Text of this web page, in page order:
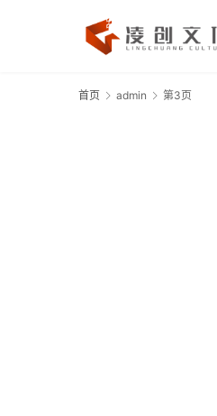
首页 admin 第3页